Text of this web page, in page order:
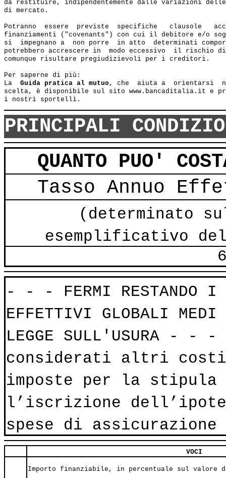
da restituire, indipendentemente dalle variazioni
di mercato.
Potranno  essere  previste  specifiche   clausole
finanziamenti ("covenants") con cui il debitore e/o
si  impegnano a  non porre  in atto  determinati
potrebbero accrescere in  modo eccessivo  il rischio
comunque risultare pregiudizievoli per i creditori.
Per saperne di più:
La Guida pratica al mutuo, che  aiuta a  orientarsi
scelta, è disponibile sul sito www.bancaditalia.it e
PRINCIPALI
QUANTO PUO'
Tasso Annuo
(determinato
esemplificativo
- - - FERMI RESTANDO
EFFETTIVI GLOBALI
LEGGE SULL'USURA -
considerati altri
imposte per la
l’iscrizione
spese di
VOCI
Importo finanziabile, in percentuale sul valore